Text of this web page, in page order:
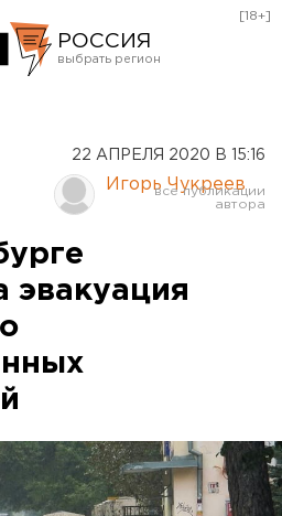
РОССИЯ
Курган
Оренбург
[18+]
22 АПРЕЛЯ 2020 В 15:16
Игорь Чукреев
эвакуация